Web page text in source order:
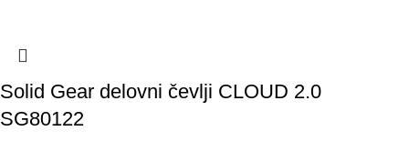
Solid Gear delovni čevlji CLOUD 2.0
SG80122